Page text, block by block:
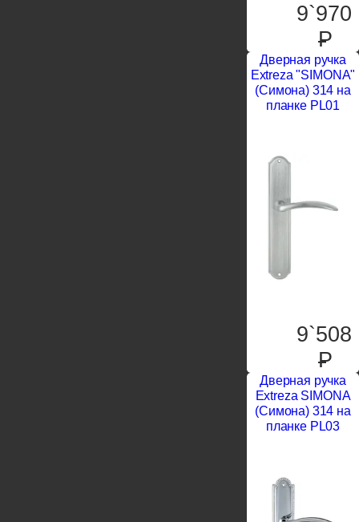
9`970
P
Дверная ручка
Extreza "SIMONA"
(Симона) 314 на
планке PL01
9`508
P
Дверная ручка
Extreza SIMONA
(Симона) 314 на
планке PL03